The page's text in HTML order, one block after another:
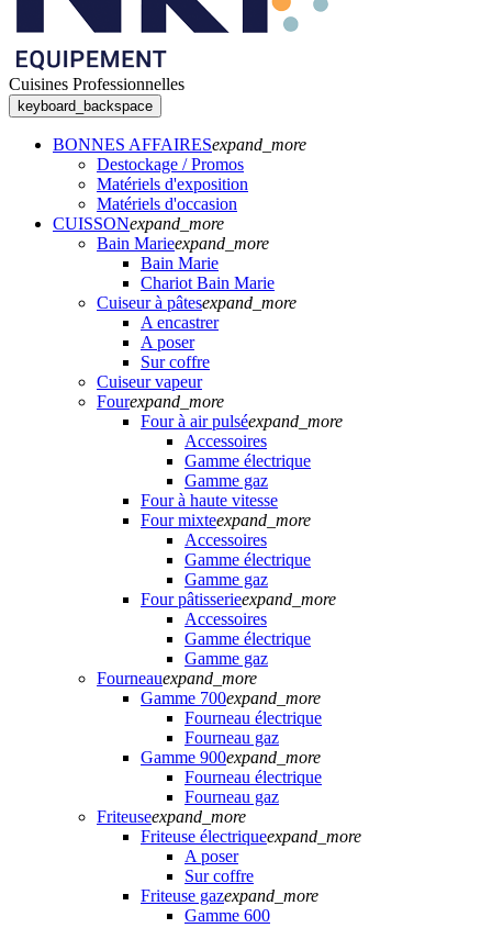
Cuisines Professionnelles
keyboard_backspace
BONNES AFFAIRESexpand_more
Destockage / Promos
Matériels d'exposition
Matériels d'occasion
CUISSONexpand_more
Bain Marieexpand_more
Bain Marie
Chariot Bain Marie
Cuiseur à pâtesexpand_more
A encastrer
A poser
Sur coffre
Cuiseur vapeur
Fourexpand_more
Four à air pulséexpand_more
Accessoires
Gamme électrique
Gamme gaz
Four à haute vitesse
Four mixteexpand_more
Accessoires
Gamme électrique
Gamme gaz
Four pâtisserieexpand_more
Accessoires
Gamme électrique
Gamme gaz
Fourneauexpand_more
Gamme 700expand_more
Fourneau électrique
Fourneau gaz
Gamme 900expand_more
Fourneau électrique
Fourneau gaz
Friteuseexpand_more
Friteuse électriqueexpand_more
A poser
Sur coffre
Friteuse gazexpand_more
Gamme 600